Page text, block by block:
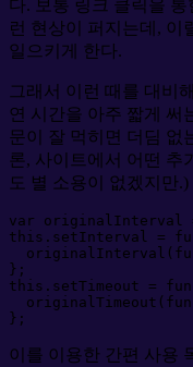
다. 보통 링크 클릭을 통
런 현상이 퍼지는데, 이
일으키게 한다.
그래서 이런 때를 대비
연 시간을 아주 짧게 써
문이 잘 먹히면 더딤 없
론, 사이트에서 어떤 추
도 별 소용이 없겠지만.)
var originalInterval
this . setInterval =
originalInterval (
} ;
this . setTimeout =
originalTimeout (
} ;
이를 이용한 간편 사용